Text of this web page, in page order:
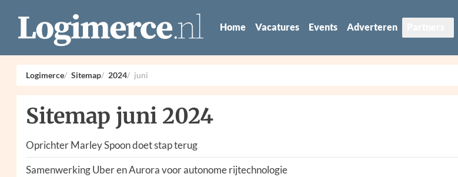
Home Vacatures Events Adverteren
Logimerce Sitemap 2024 juni
Sitemap juni 2024
Oprichter Marley Spoon doet stap terug
Samenwerking Uber en Aurora voor autonome rijtechnologie